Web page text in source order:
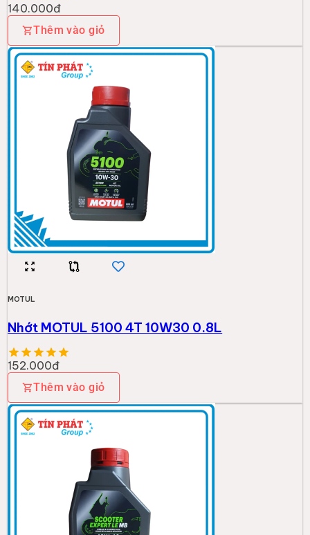
140.000đ
Thêm vào giỏ
MOTUL
Nhớt MOTUL 5100 4T 10W30 0.8L
152.000đ
Thêm vào giỏ